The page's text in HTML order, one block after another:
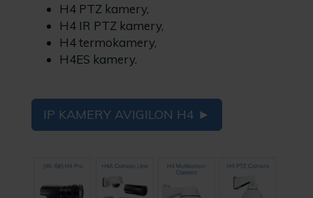
H4 PTZ kamery,
H4 IR PTZ kamery,
H4 termokamery,
H4ES kamery.
IP KAMERY AVIGILON H4 ►